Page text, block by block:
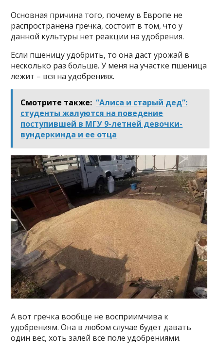
Основная причина того, почему в Европе не
распространена гречка, состоит в том, что у
данной культуры нет реакции на удобрения.
Если пшеницу удобрить, то она даст урожай в
несколько раз больше. У меня на участке пшеница
лежит – вся на удобрениях.
Смотрите также: “Алиса и старый дед”:
студенты жалуются на поведение
поступившей в МГУ 9-летней девочки-
вундеркинда и ее отца
А вот гречка вообще не восприимчива к
удобрениям. Она в любом случае будет давать
один вес, хоть залей все поле удобрениями.